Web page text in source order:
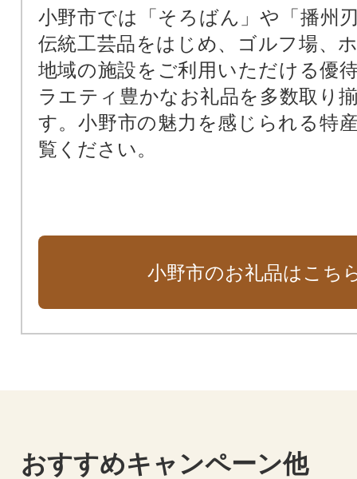
小野市では「そろばん」や「播州
伝統工芸品をはじめ、ゴルフ場、
地域の施設をご利用いただける優
ラエティ豊かなお礼品を多数取り
す。小野市の魅力を感じられる特
覧ください。
小野市のお礼品はこち
おすすめキャンペーン他